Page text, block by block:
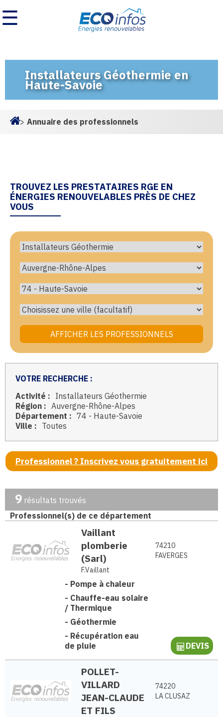
☰
Installateurs Géothermie en
Haute-Savoie
> Annuaire des professionnels
TROUVEZ LES PRESTATAIRES RGE EN
ÉNERGIES RENOUVELABLES PRÈS DE CHEZ
VOUS
VOTRE RECHERCHE :
Activité : Installateurs Géothermie
Région : Auvergne-Rhône-Alpes
Département : 74 - Haute-Savoie
Ville : Toutes
Professionnel ? Inscrivez vous gratuitement ici
9 résultats trouvés
Professionnel(s) de ce département
Vaillant
plomberie
(Sarl)
F.Vaillant
74210
FAVERGES
- Pompe à chaleur
- Chauffe-eau solaire
/ Thermique
- Géothermie
- Récupération eau
de pluie
DEVIS
POLLET-
VILLARD
JEAN-CLAUDE
ET FILS
74220
LA CLUSAZ